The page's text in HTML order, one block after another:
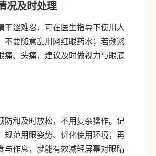
况及时处理
干涩难忍，可在医生指导下使用人
不要随意乱用网红眼药水；若频繁
痛、头痛，建议及时做视力与眼底
防和及时放松，不用复杂操作。记
规范用眼姿势、优化使用环境，再
与作息，就能有效减轻屏幕对眼睛